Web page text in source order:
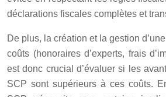
déclarations fiscales complètes et
De plus, la création et la gestion
coûts (honoraires d’experts, frais
est donc crucial d’évaluer si les
SCP sont supérieurs à ces coûts.